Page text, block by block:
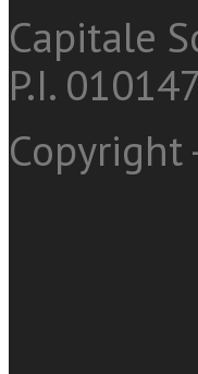
Capitale
P.I.